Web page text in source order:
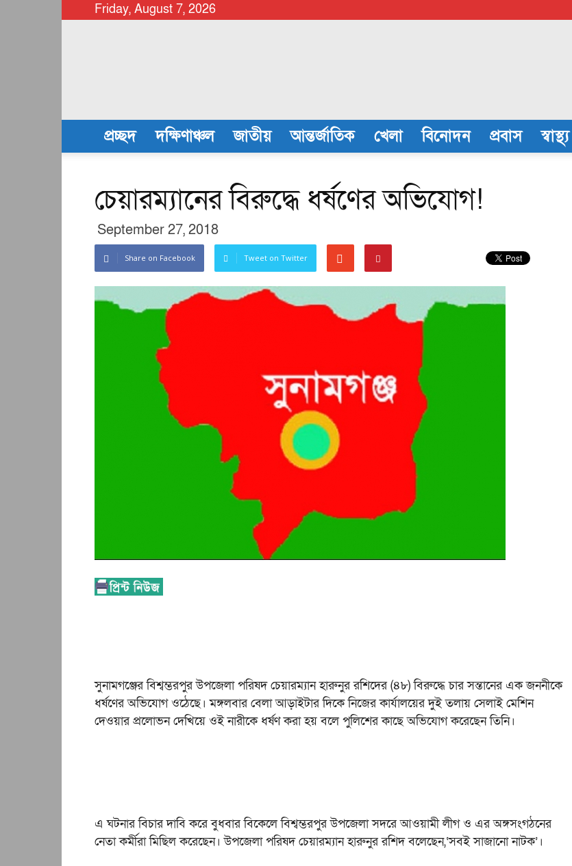
Friday, August 7, 2026
প্রচ্ছদ দক্ষিণাঞ্চল জাতীয় আন্তর্জাতিক খেলা বিনোদন প্রবাস স্বাস্থ্য
চেয়ারম্যানের বিরুদ্ধে ধর্ষণের অভিযোগ!
September 27, 2018
Share on Facebook Tweet on Twitter
সুনামগঞ্জের বিশ্বম্ভরপুর উপজেলা পরিষদ চেয়ারম্যান হারুনুর রশিদের (৪৮) বিরুদ্ধে চার সন্তানের এক জননীকে
ধর্ষণের অভিযোগ ওঠেছে। মঙ্গলবার বেলা আড়াইটার দিকে নিজের কার্যালয়ের দুই তলায় সেলাই মেশিন
দেওয়ার প্রলোভন দেখিয়ে ওই নারীকে ধর্ষণ করা হয় বলে পুলিশের কাছে অভিযোগ করেছেন তিনি।
এ ঘটনার বিচার দাবি করে বুধবার বিকেলে বিশ্বম্ভরপুর উপজেলা সদরে আওয়ামী লীগ ও এর অঙ্গসংগঠনের
নেতা কর্মীরা মিছিল করেছেন। উপজেলা পরিষদ চেয়ারম্যান হারুনুর রশিদ বলেছেন,‘সবই সাজানো নাটক’।